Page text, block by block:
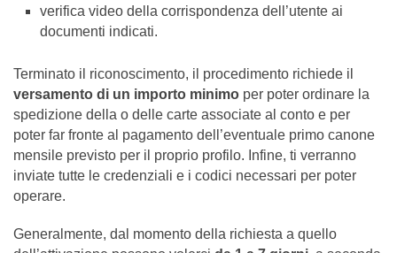
verifica video della corrispondenza dell’utente ai
documenti indicati.
Terminato il riconoscimento, il procedimento richiede il
versamento di un importo minimo per poter ordinare la
spedizione della o delle carte associate al conto e per
poter far fronte al pagamento dell’eventuale primo canone
mensile previsto per il proprio profilo. Infine, ti verranno
inviate tutte le credenziali e i codici necessari per poter
operare.
Generalmente, dal momento della richiesta a quello